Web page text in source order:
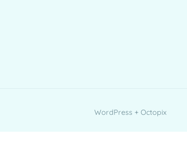
WordPress + Octopix